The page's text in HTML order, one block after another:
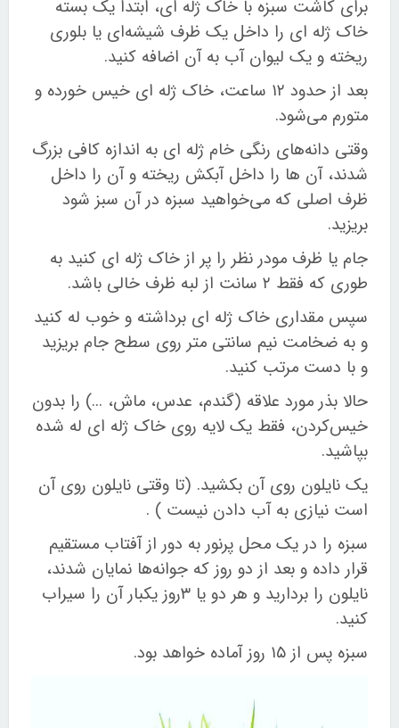
برای کاشت سبزه با خاک ژله ای، ابتدا یک بسته
خاک ژله ای را داخل یک ظرف شیشه‌ای یا بلوری
ریخته و یک لیوان آب به آن اضافه کنید.
بعد از حدود ۱۲ ساعت، خاک ژله ای خیس خورده و
متورم می‌شود.
وقتی دانه‌های رنگی خام ژله ای به اندازه کافی بزرگ
شدند، آن ها را داخل آبکش ریخته و آن را داخل
ظرف اصلی که می‌خواهید سبزه در آن سبز شود
بریزید.
جام یا ظرف مودر نظر را پر از خاک ژله ای کنید به
طوری که فقط ۲ سانت از لبه ظرف خالی باشد.
سپس مقداری خاک ژله ای برداشته و خوب له کنید
و به ضخامت نیم سانتی متر روی سطح جام بریزید
و با دست مرتب کنید.
حالا بذر مورد علاقه (گندم، عدس، ماش، ...) را بدون
خیس‌کردن، فقط یک لایه روی خاک ژله ای له شده
بپاشید.
یک نایلون روی آن بکشید. (تا وقتی نایلون روی آن
است نیازی به آب دادن نیست ) .
سبزه را در یک محل پرنور به دور از آفتاب مستقیم
قرار داده و بعد از دو روز که جوانه‌ها نمایان شدند،
نایلون را بردارید و هر دو یا ۳روز یکبار آن را سیراب
کنید.
سبزه پس از۱۵ روز آماده خواهد بود.